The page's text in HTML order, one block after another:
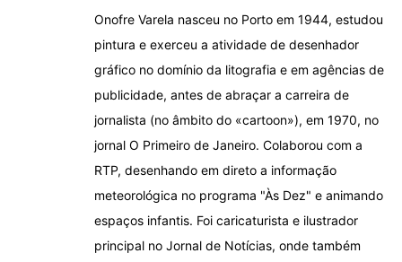
Onofre Varela nasceu no Porto em 1944, estudou
pintura e exerceu a atividade de desenhador
gráfico no domínio da litografia e em agências de
publicidade, antes de abraçar a carreira de
jornalista (no âmbito do «cartoon»), em 1970, no
jornal O Primeiro de Janeiro. Colaborou com a
RTP, desenhando em direto a informação
meteorológica no programa "Às Dez" e animando
espaços infantis. Foi caricaturista e ilustrador
principal no Jornal de Notícias, onde também